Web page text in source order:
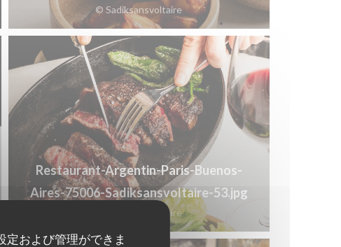
および管理ができま
© Sadiksansvoltaire
Restaurant-Argentin-Paris-Buenos-
Aires-75006-Sadiksansvoltaire-53.jpg
© Sadiksansvoltaire